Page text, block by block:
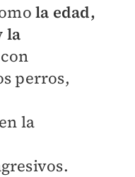
la edad,
la
perros,
la